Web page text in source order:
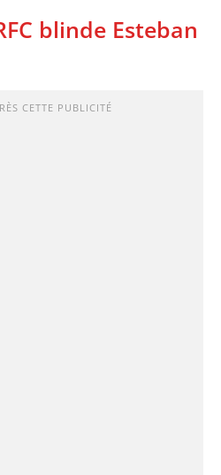
blinde Esteban
CETTE PUBLICITÉ